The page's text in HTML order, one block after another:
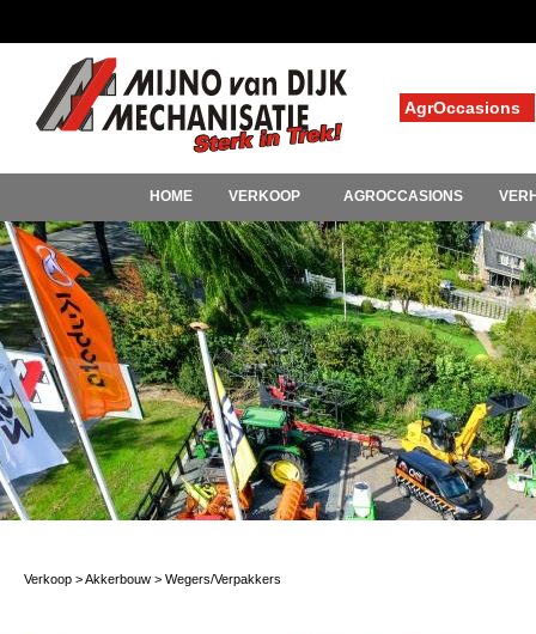
AgrOccasions
HOME VERKOOP AGROCCASIONS
Verkoop >Akkerbouw > Wegers/Verpakkers